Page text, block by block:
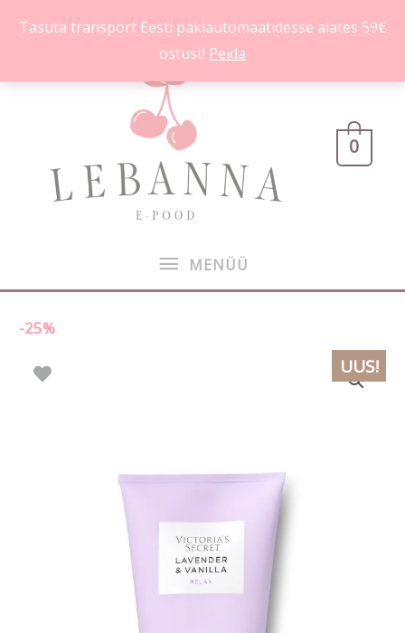
Tasuta transport Eesti pakiautomaatidesse alates 59€
ostust! Peida
MENÜÜ
MENÜÜ
0
UUS!
-25%
24.90 €.
18.67 €.
Victoria's
Secret